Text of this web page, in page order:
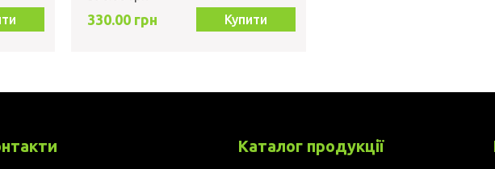
330.00 грн Купити
Каталог продукції